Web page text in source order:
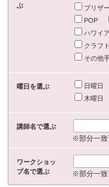
ぶ
プリザ
POP
ハワイ
クラフト
その他
曜日を選ぶ 日曜日
木曜日
講師名で選ぶ
※部分一致
ワークショッ
プ名で選ぶ
※部分一致